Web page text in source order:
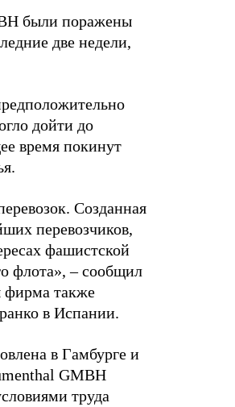
были поражены
две недели,
дойти до
время покинут
Созданная
перевозчиков,
фашистской
флота», – сообщил
фирма также
в Испании.
в Гамбурге и
GMBH
труда